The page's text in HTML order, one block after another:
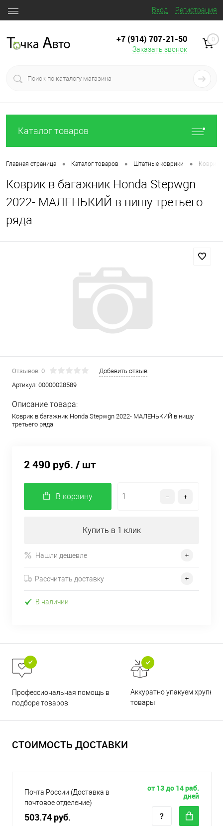
Вход Регистрация
+7 (914) 707‒21‒50
Заказать звонок
0
Каталог товаров
Главная страница • Каталог товаров • Штатные коврики • Коврик
Коврик в багажник Honda Stepwgn
2022- МАЛЕНЬКИЙ в нишу третьего
ряда
Отзывов: 0
Добавить отзыв
Артикул: 00000028589
Описание товара:
Коврик в багажник Honda Stepwgn 2022- МАЛЕНЬКИЙ в нишу
третьего ряда
2 490 руб. / шт
В корзину
Купить в 1 клик
Нашли дешевле
Рассчитать доставку
В наличии
Профессиональная помощь в
подборе товаров
Аккуратно упакуем хрупкие
товары
СТОИМОСТЬ ДОСТАВКИ
Почта России (Доставка в
почтовое отделение)
503.74 руб.
от 13 до 14 раб.
дней